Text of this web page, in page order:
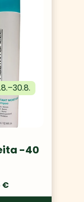
–30.8.
-40
€